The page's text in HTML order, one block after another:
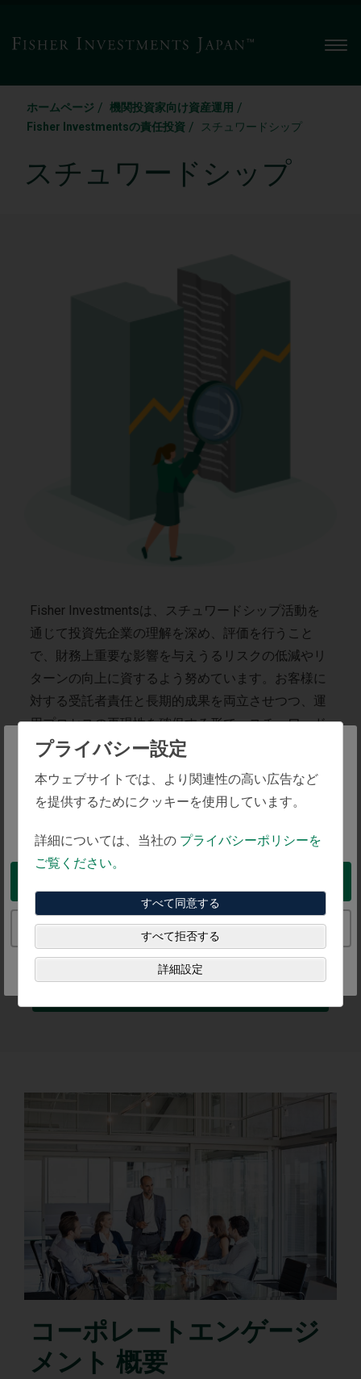
The website you are trying to reach is
intended for investors in Japan
Continue to the Japan website
ホームページ / 機関投資家向け資産運用 /
Fisher Investmentsの責任投資 / スチュワードシップ
スチュワードシップ
Fisher Investmentsは、スチュワードシップ活動を
通じて投資先企業の理解を深め、評価を行うこと
で、財務上重要な影響を与えうるリスクの低減やリ
ターンの向上に資するよう努めています。お客様に
対する受託者責任と長期的成果を両立させつつ、運
用プロセスの再現性を確保する形で、スチュワード
シップ活動を実施しています。
スチュワードシップ活動には、ポートフォリオ・マ
ネジメント・グループおよび機関投資家グループ内
の様々なチームが関与し、異なる部門間で整合性が
取れるよう協働しています。
企業支配権の変更やそれに対する影響力の行使を目
的としたスチュワードシップ活動は行っていませ
スチュワードシップ・ポリシーはこち
コーポレートエンゲージ
メント 概要
プライバシー設定
本ウェブサイトでは、より関連性の高い広告など
を提供するためにクッキーを使用しています。
詳細については、当社の プライバシーポリシーを
ご覧ください。
すべて同意する
すべて拒否する
詳細設定